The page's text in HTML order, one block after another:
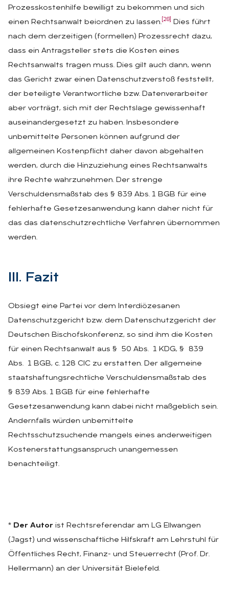
Prozesskostenhilfe bewilligt zu bekommen und sich
einen Rechtsanwalt beiordnen zu lassen. [28]
Dies führt
nach dem derzeitigen (formellen) Prozessrecht dazu,
dass ein Antragsteller stets die Kosten eines
Rechtsanwalts tragen muss. Dies gilt auch dann, wenn
das Gericht zwar einen Datenschutzverstoß feststellt,
der beteiligte Verantwortliche bzw. Datenverarbeiter
aber vorträgt, sich mit der Rechtslage gewissenhaft
auseinandergesetzt zu haben. Insbesondere
unbemittelte Personen können aufgrund der
allgemeinen Kostenpflicht daher davon abgehalten
werden, durch die Hinzuziehung eines Rechtsanwalts
ihre Rechte wahrzunehmen. Der strenge
Verschuldensmaßstab des § 839 Abs. 1 BGB für eine
fehlerhafte Gesetzesanwendung kann daher nicht für
das das datenschutzrechtliche Verfahren übernommen
werden.
III. Fa­zit
Obsiegt eine Partei vor dem Interdiözesanen
Datenschutzgericht bzw. dem Datenschutzgericht der
Deutschen Bischofskonferenz, so sind ihm die Kosten
für einen Rechtsanwalt aus § 50 Abs. 1 KDG, § 839
Abs. 1 BGB, c. 128 CIC zu erstatten. Der allgemeine
staatshaftungsrechtliche Verschuldensmaßstab des
§ 839 Abs. 1 BGB für eine fehlerhafte
Gesetzesanwendung kann dabei nicht maßgeblich sein.
Andernfalls würden unbemittelte
Rechtsschutzsuchende mangels eines anderweitigen
Kostenerstattungsanspruch unangemessen
benachteiligt.
* Der Autor ist Rechtsreferendar am LG Ellwangen
(Jagst) und wissenschaftliche Hilfskraft am Lehrstuhl für
Öffentliches Recht, Finanz- und Steuerrecht (Prof. Dr.
Hellermann) an der Universität Bielefeld.